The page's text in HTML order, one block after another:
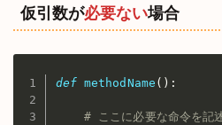
仮引数が必要ない場合
def methodName ( ) :
# ここに必要な命令を記